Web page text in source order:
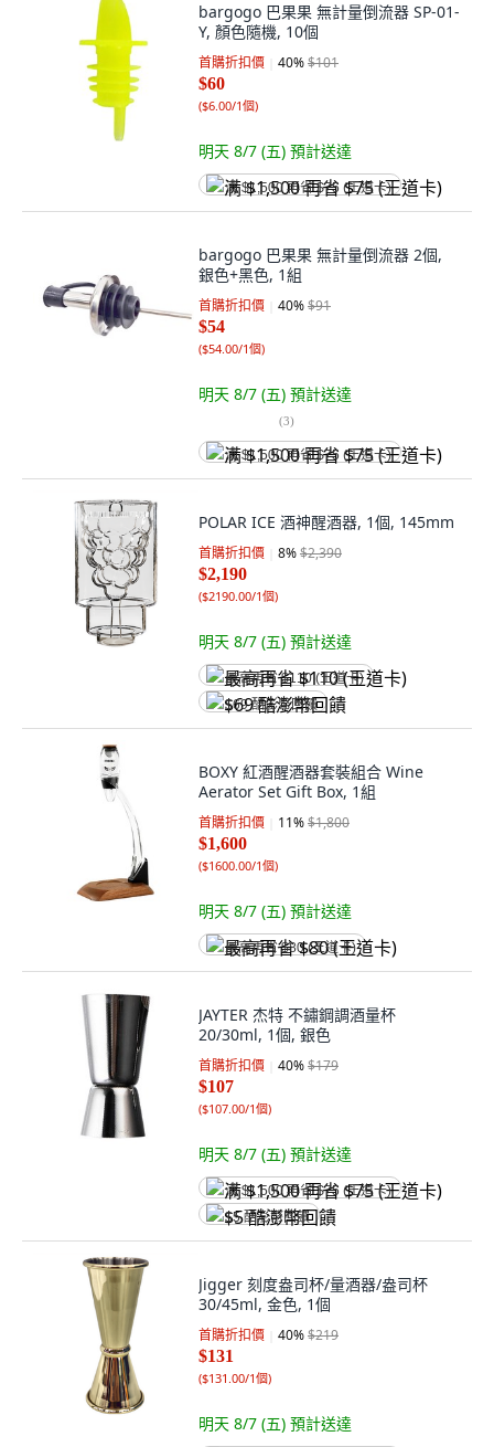
bargogo 巴果果 無計量倒流器 SP-01-
Y, 顏色隨機, 10個
首購折扣價 40%$101
$60
($6.00/1個)
明天 8/7 (五) 預計送達
满 $1,500 再省 $75 (王道卡)
bargogo 巴果果 無計量倒流器 2個,
銀色+黑色, 1組
首購折扣價 40%$91
$54
($54.00/1個)
明天 8/7 (五) 預計送達
(3)
满 $1,500 再省 $75 (王道卡)
POLAR ICE 酒神醒酒器, 1個, 145mm
首購折扣價 8%$2,390
$2,190
($2190.00/1個)
明天 8/7 (五) 預計送達
最高再省 $110 (王道卡)
$69 酷澎幣回饋
BOXY 紅酒醒酒器套裝組合 Wine
Aerator Set Gift Box, 1組
首購折扣價 11%$1,800
$1,600
($1600.00/1個)
明天 8/7 (五) 預計送達
最高再省 $80 (王道卡)
JAYTER 杰特 不鏽鋼調酒量杯
20/30ml, 1個, 銀色
首購折扣價 40%$179
$107
($107.00/1個)
明天 8/7 (五) 預計送達
满 $1,500 再省 $75 (王道卡)
$5 酷澎幣回饋
Jigger 刻度盎司杯/量酒器/盎司杯
30/45ml, 金色, 1個
首購折扣價 40%$219
$131
($131.00/1個)
明天 8/7 (五) 預計送達